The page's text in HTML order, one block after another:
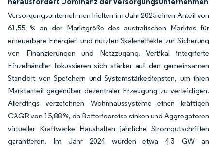
Versorgungsunternehmen hielten im Jahr 2025 einen Anteil von
61,55 % an der Marktgröße des australischen Marktes für
erneuerbare Energien und nutzten Skaleneffekte zur Sicherung
von Finanzierungen und Netzzugang. Vertikal integrierte
Einzelhändler fokussieren sich stärker auf den gemeinsamen
Standort von Speichern und Systemstärkediensten, um ihren
Marktanteil gegenüber dezentraler Erzeugung zu verteidigen.
Allerdings verzeichnen Wohnhaussysteme einen kräftigen
CAGR von 15,88 %, da Batteriepreise sinken und Aggregatoren
virtueller Kraftwerke Haushalten jährliche Stromgutschriften
garantieren. Im Jahr 2024 wurden etwa 4,3 GW an